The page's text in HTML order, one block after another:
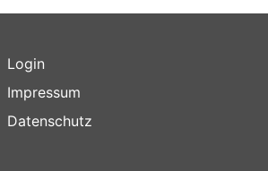
Login
Impressum
Datenschutz